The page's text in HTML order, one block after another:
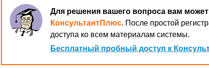
Для решения вашего вопроса вам может
КонсультантПлюс. После простой
доступа ко всем материалам системы.
Бесплатный пробный доступ к